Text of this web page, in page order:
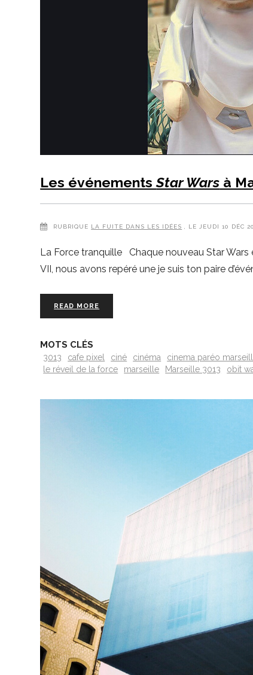
Les événementsStar Wars à
RUBRIQUE LA FUITE DANS LES IDÉES , LE JEUDI 10 DÉC
La Force tranquille Chaque nouveau Star Wars
VII, nous avons repéré une je suis ton paire
READ MORE
MOTS CLÉS
3013 cafe pixel ciné cinéma cinema paréo
le réveil de la force
marseille Marseille 3013 obit